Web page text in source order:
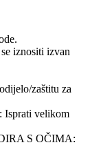
iznositi izvan
zaštitu za
Isprati velikom
S OČIMA: